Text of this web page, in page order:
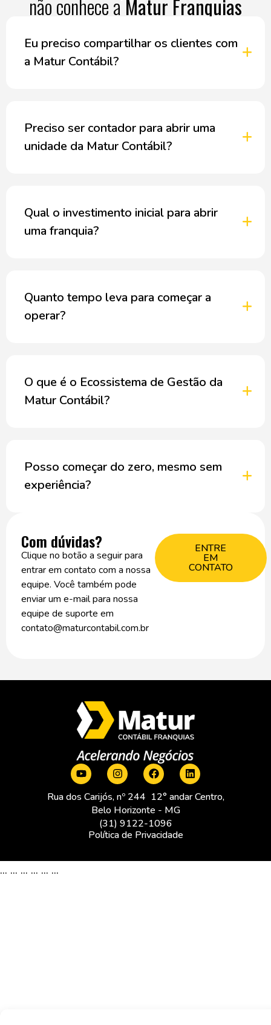
não conhece aMatur Franquias
Eu preciso compartilhar os clientes com
a Matur Contábil?
Preciso ser contador para abrir uma
unidade da Matur Contábil?
Qual o investimento inicial para abrir
uma franquia?
Quanto tempo leva para começar a
operar?
O que é o Ecossistema de Gestão da
Matur Contábil?
Posso começar do zero, mesmo sem
experiência?
Com dúvidas?
Clique no botão a seguir para
entrar em contato com a nossa
equipe. Você também pode
enviar um e-mail para nossa
equipe de suporte em
contato@maturcontabil.com.br
ENTRE
EM
CONTATO
Rua dos Carijós, nº 244 12° andar Centro,
Belo Horizonte - MG
(31) 9122-1096
Política de Privacidade
... ... ... ... ... ...